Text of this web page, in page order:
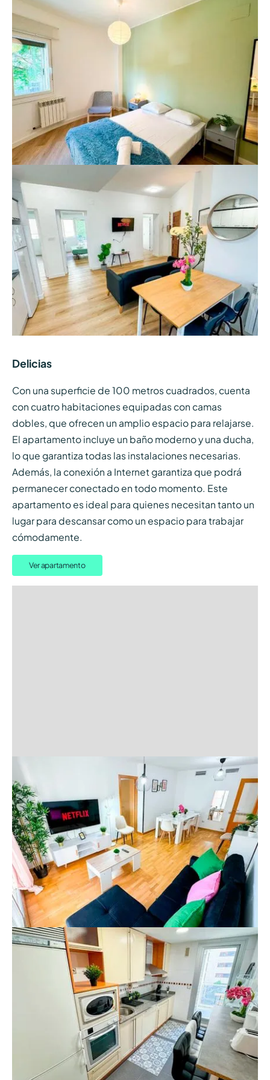
Delicias
Con una superficie de 100 metros cuadrados, cuenta
con cuatro habitaciones equipadas con camas
dobles, que ofrecen un amplio espacio para relajarse.
El apartamento incluye un baño moderno y una ducha,
lo que garantiza todas las instalaciones necesarias.
Además, la conexión a Internet garantiza que podrá
permanecer conectado en todo momento. Este
apartamento es ideal para quienes necesitan tanto un
lugar para descansar como un espacio para trabajar
cómodamente.
Ver apartamento